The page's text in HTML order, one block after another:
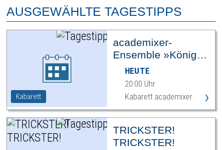
AUSGEWÄHLTE TAGESTIPPS
Kabarett
academixer-
Ensemble »König
Ödipus«
HEUTE
20:00 Uhr
Kabarett academixer
›
TRICKSTER!
TRICKSTER!